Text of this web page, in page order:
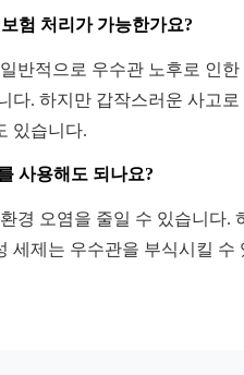
험 처리가 가능한가요?
반적으로 우수관 노후로 인한
다. 하지만 갑작스러운 사고로
있습니다.
사용해도 되나요?
경 오염을 줄일 수 있습니다.
세제는 우수관을 부식시킬 수